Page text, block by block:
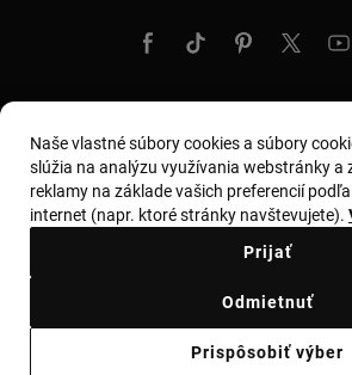
Krajina a mena:
Supplier ethical code
Naše vlastné súbory cookies a súbory
slúžia na analýzu využívania webstránky a
reklamy na základe vašich preferencií
internet (napr. ktoré stránky navštevujete).
Prispôsobiť výber
Odmietnuť
Prijať